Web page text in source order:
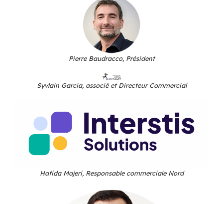
septembre prochain. Attention, places
inscription obligatoire.
Inscription
Rencontrez ceux qui font
BlueMind